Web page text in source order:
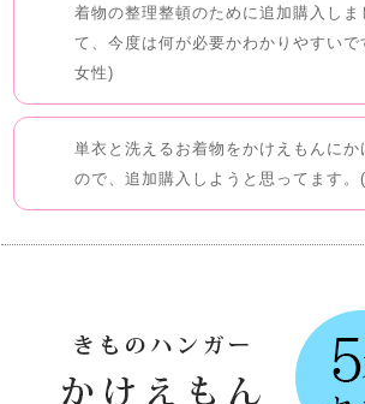
着物の整理整頓のために追加購入し
て、今度は何が必要かわかりやすい
女性)
単衣と洗えるお着物をかけえもんに
ので、追加購入しようと思ってます